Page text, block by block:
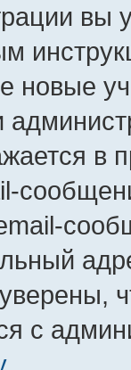
вы
новые
в
с